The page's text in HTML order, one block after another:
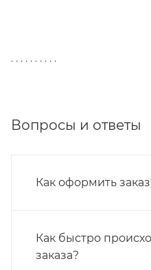
. . . . . . . . . .
Вопросы и ответы
Как оформить
Как быстро
заказа?